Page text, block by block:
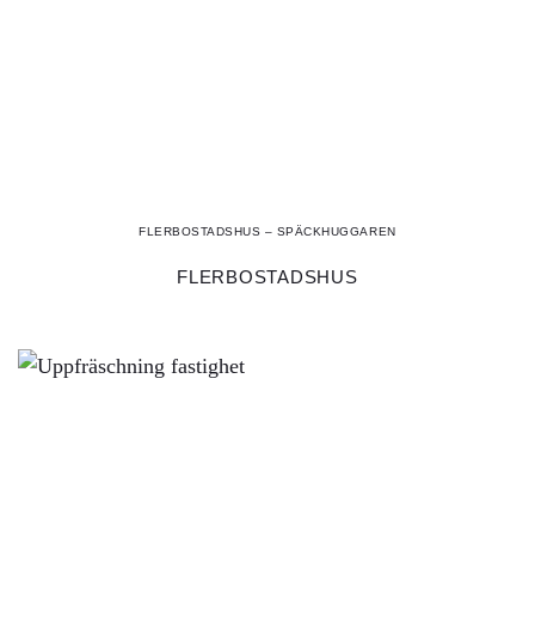
FLERBOSTADSHUS – SPÄCKHUGGAREN
FLERBOSTADSHUS